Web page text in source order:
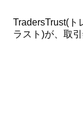
TradersTrust(ト
ラスト)が、取